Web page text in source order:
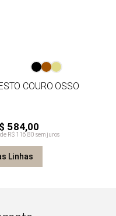
COURO OSSO
584,00
R$ 116,80 sem juros
Linhas